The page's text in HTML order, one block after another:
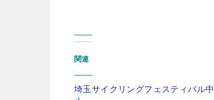
関連
埼玉サイクリングフェスティバル中